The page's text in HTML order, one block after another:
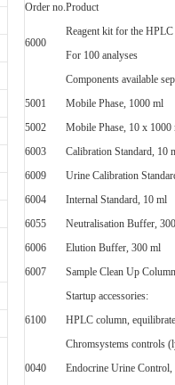
Order no.Product
6000
Reagent kit for the
For 100 analyses
Components available
5001
Mobile Phase, 1000 ml
5002
Mobile Phase, 10 x 1000
6003
Calibration Standard, 10
6009
Urine Calibration
6004
Internal Standard, 10 ml
6055
Neutralisation Buffer,
6006
Elution Buffer, 300 ml
6007
Sample Clean Up
Startup accessories:
6100
HPLC column,
Chromsystems controls
0040
Endocrine Urine